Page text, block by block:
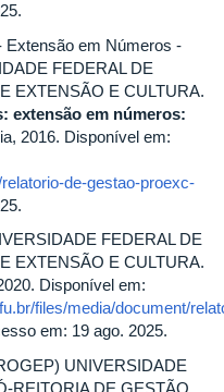
Extensão em Números -
FEDERAL DE
EXTENSÃO E CULTURA.
extensão em números:
2016. Disponível em:
de-gestao-proexc-
FEDERAL DE
EXTENSÃO E CULTURA.
Disponível em:
files/media/document/
em: 19 ago. 2025.
UNIVERSIDADE
REITORIA DE GESTÃO